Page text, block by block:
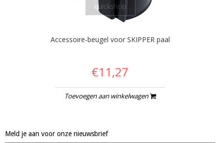
quickshop
Accessoire-beugel voor SKIPPER paal
€11,27
Toevoegen aan winkelwagen
Meld je aan voor onze nieuwsbrief